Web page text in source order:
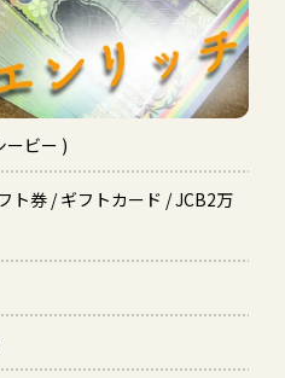
ービー )
ト券 / ギフトカード / JCB2万